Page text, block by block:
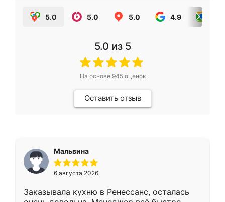
5.0 5.0 5.0 4.9
5.0 из 5
На основе 945оценок
Оставить отзыв
Мальвина
6 августа 2026
Заказывала кухню в Ренессанс, осталась